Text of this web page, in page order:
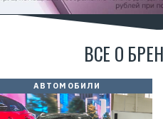
ВСЕ О
АВТОМОБИЛИ